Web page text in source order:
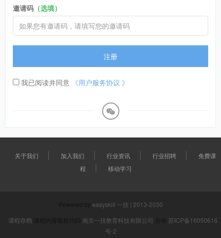
邀请码 （选填）
注册
我已阅读并同意 《用户服务协议 》
关于我们 加入我们 行业资讯 行业招聘
免费课
程
移动学习
easyskill 一技 | 2013-2030
课程存档
南京一技教育科技有限公司
苏ICP备16050616
号-2